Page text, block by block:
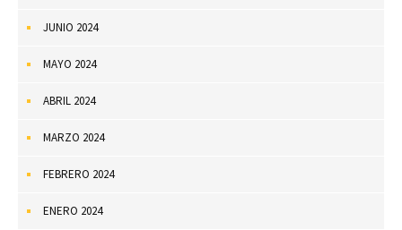
JUNIO 2024
MAYO 2024
ABRIL 2024
MARZO 2024
FEBRERO 2024
ENERO 2024